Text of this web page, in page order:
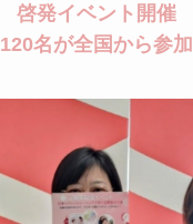
啓発イベント開催
120名が全国から参加